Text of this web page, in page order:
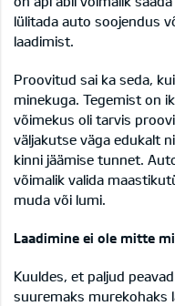
lülitada auto soojendus
laadimist.
Proovitud sai ka seda,
minekuga. Tegemist on
võimekus oli tarvis
väljakutse väga edukalt
kinni jäämise tunnet.
võimalik valida
muda või lumi.
Laadimine ei ole mitte
Kuuldes, et paljud
suuremaks murekohaks